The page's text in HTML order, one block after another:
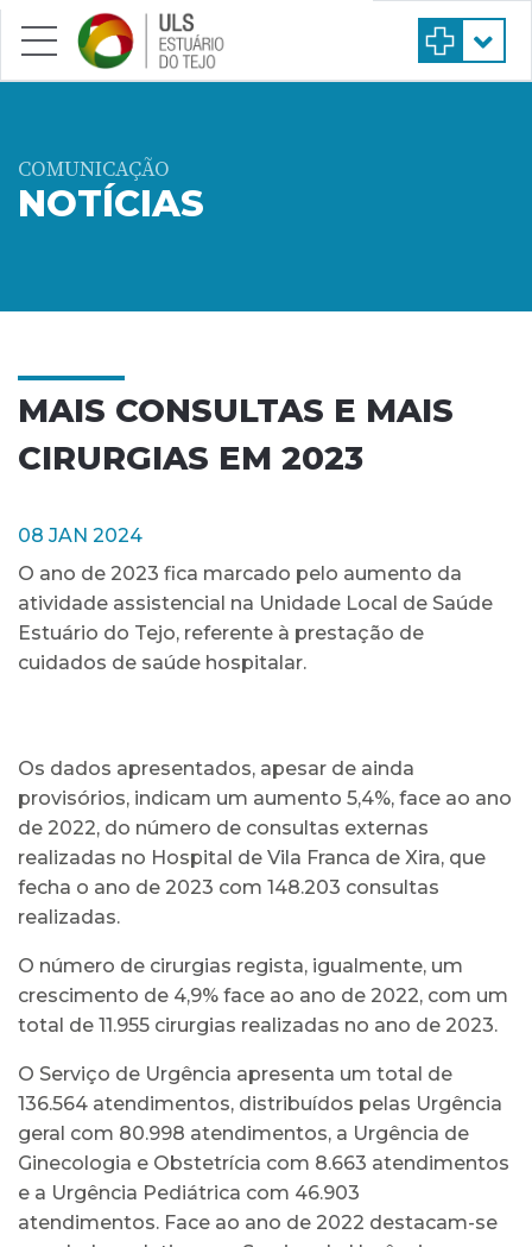
Saltar para conteúdo principal
COMUNICAÇÃO
NOTÍCIAS
MAIS CONSULTAS E MAIS
CIRURGIAS EM 2023
08 JAN 2024
O ano de 2023 fica marcado pelo aumento da
atividade assistencial na Unidade Local de Saúde
Estuário do Tejo, referente à prestação de
cuidados de saúde hospitalar.
Os dados apresentados, apesar de ainda
provisórios, indicam um aumento 5,4%, face ao ano
de 2022, do número de consultas externas
realizadas no Hospital de Vila Franca de Xira, que
fecha o ano de 2023 com 148.203 consultas
realizadas.
O número de cirurgias regista, igualmente, um
crescimento de 4,9% face ao ano de 2022, com um
total de 11.955 cirurgias realizadas no ano de 2023.
O Serviço de Urgência apresenta um total de
136.564 atendimentos, distribuídos pelas Urgência
geral com 80.998 atendimentos, a Urgência de
Ginecologia e Obstetrícia com 8.663 atendimentos
e a Urgência Pediátrica com 46.903
atendimentos. Face ao ano de 2022 destacam-se